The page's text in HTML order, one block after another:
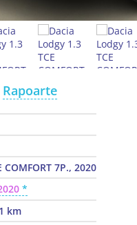
Rapoarte
COMFORT 7P., 2020
km